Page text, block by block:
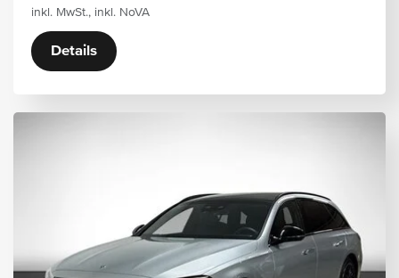
inkl. MwSt., inkl. NoVA
Details